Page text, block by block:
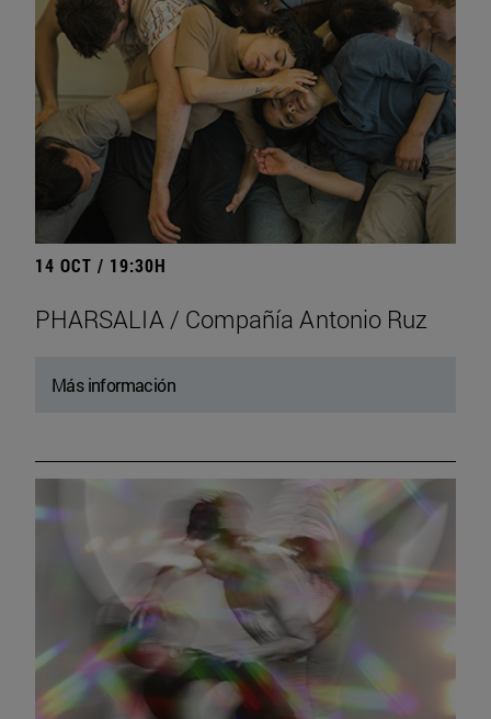
14 OCT / 19:30H
PHARSALIA / Compañía Antonio Ruz
Más información